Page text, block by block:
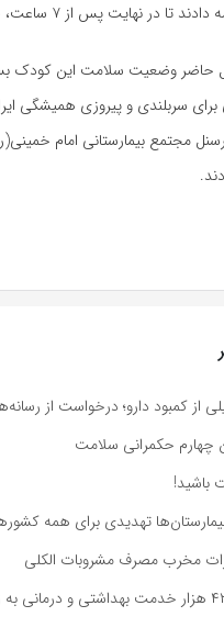
از ۷ ساعت، جراحی با موفقیت کامل به پایان رسید
حاضر وضعیت سلامت این کودک
برای سربلندی و پیروزی همیشگی
مجتمع بیمارستانی امام
از کمبود دارو؛ درخواست از
چهارم حکمرانی سلامت
باشید!
تهدیدی برای همه
مخرب مصرف مشروبات الکلی